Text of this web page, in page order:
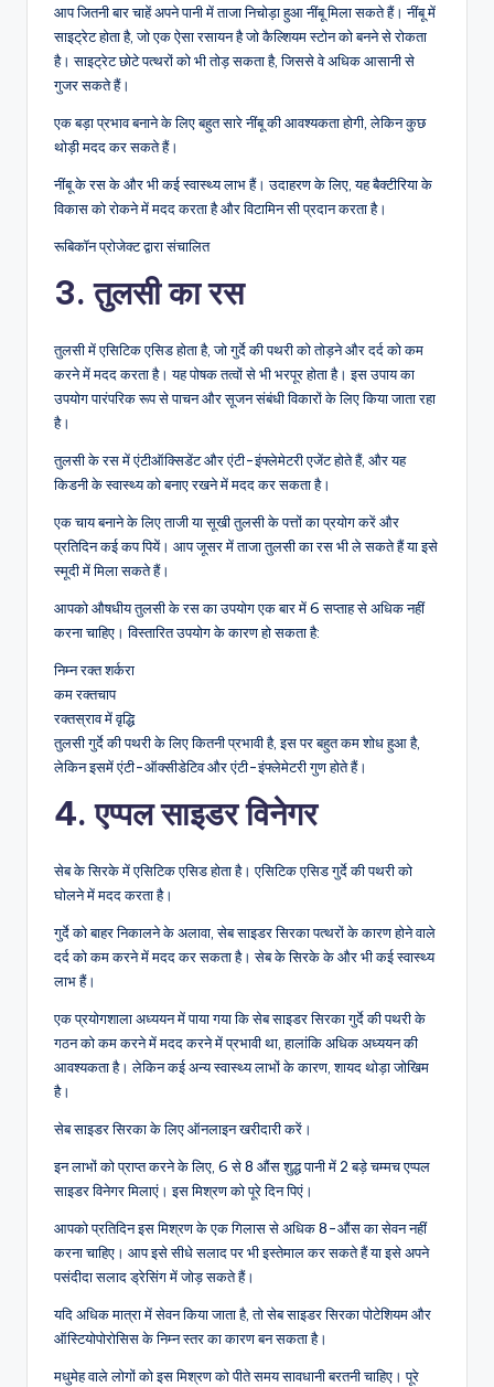
आप जितनी बार चाहें अपने पानी में ताजा निचोड़ा हुआ नींबू मिला सकते हैं। नींबू में
साइट्रेट होता है, जो एक ऐसा रसायन है जो कैल्शियम स्टोन को बनने से रोकता
है। साइट्रेट छोटे पत्थरों को भी तोड़ सकता है, जिससे वे अधिक आसानी से
गुजर सकते हैं।
एक बड़ा प्रभाव बनाने के लिए बहुत सारे नींबू की आवश्यकता होगी, लेकिन कुछ
थोड़ी मदद कर सकते हैं।
नींबू के रस के और भी कई स्वास्थ्य लाभ हैं। उदाहरण के लिए, यह बैक्टीरिया के
विकास को रोकने में मदद करता है और विटामिन सी प्रदान करता है।
रूबिकॉन प्रोजेक्ट द्वारा संचालित
3. तुलसी का रस
तुलसी में एसिटिक एसिड होता है, जो गुर्दे की पथरी को तोड़ने और दर्द को कम
करने में मदद करता है। यह पोषक तत्वों से भी भरपूर होता है। इस उपाय का
उपयोग पारंपरिक रूप से पाचन और सूजन संबंधी विकारों के लिए किया जाता रहा
है।
तुलसी के रस में एंटीऑक्सिडेंट और एंटी-इंफ्लेमेटरी एजेंट होते हैं, और यह
किडनी के स्वास्थ्य को बनाए रखने में मदद कर सकता है।
एक चाय बनाने के लिए ताजी या सूखी तुलसी के पत्तों का प्रयोग करें और
प्रतिदिन कई कप पियें। आप जूसर में ताजा तुलसी का रस भी ले सकते हैं या इसे
स्मूदी में मिला सकते हैं।
आपको औषधीय तुलसी के रस का उपयोग एक बार में 6 सप्ताह से अधिक नहीं
करना चाहिए। विस्तारित उपयोग के कारण हो सकता है:
निम्न रक्त शर्करा
कम रक्तचाप
रक्तस्राव में वृद्धि
तुलसी गुर्दे की पथरी के लिए कितनी प्रभावी है, इस पर बहुत कम शोध हुआ है,
लेकिन इसमें एंटी-ऑक्सीडेटिव और एंटी-इंफ्लेमेटरी गुण होते हैं।
4. एप्पल साइडर विनेगर
सेब के सिरके में एसिटिक एसिड होता है। एसिटिक एसिड गुर्दे की पथरी को
घोलने में मदद करता है।
गुर्दे को बाहर निकालने के अलावा, सेब साइडर सिरका पत्थरों के कारण होने वाले
दर्द को कम करने में मदद कर सकता है। सेब के सिरके के और भी कई स्वास्थ्य
लाभ हैं।
एक प्रयोगशाला अध्ययन में पाया गया कि सेब साइडर सिरका गुर्दे की पथरी के
गठन को कम करने में मदद करने में प्रभावी था, हालांकि अधिक अध्ययन की
आवश्यकता है। लेकिन कई अन्य स्वास्थ्य लाभों के कारण, शायद थोड़ा जोखिम
है।
सेब साइडर सिरका के लिए ऑनलाइन खरीदारी करें।
इन लाभों को प्राप्त करने के लिए, 6 से 8 औंस शुद्ध पानी में 2 बड़े चम्मच एप्पल
साइडर विनेगर मिलाएं। इस मिश्रण को पूरे दिन पिएं।
आपको प्रतिदिन इस मिश्रण के एक गिलास से अधिक 8-औंस का सेवन नहीं
करना चाहिए। आप इसे सीधे सलाद पर भी इस्तेमाल कर सकते हैं या इसे अपने
पसंदीदा सलाद ड्रेसिंग में जोड़ सकते हैं।
यदि अधिक मात्रा में सेवन किया जाता है, तो सेब साइडर सिरका पोटेशियम और
ऑस्टियोपोरोसिस के निम्न स्तर का कारण बन सकता है।
मधुमेह वाले लोगों को इस मिश्रण को पीते समय सावधानी बरतनी चाहिए। पूरे